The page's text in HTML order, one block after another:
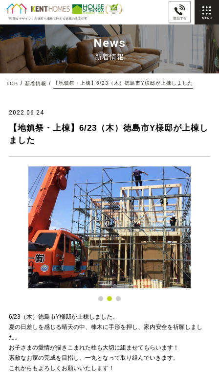
「性能＆デザイン」 お値打ち価格で叶える徳島の注文住宅
新着情報
News
TOP 新着情報 【地鎮祭・上棟】6/23（木）徳島市Y様邸が上棟しました
2022.06.24
【地鎮祭・上棟】6/23（木）徳島市Y様邸が上棟し
ました
6/23（木）徳島市Y様邸が上棟しました。
夏の日差しを感じる晴天の中、棟木に手形を押し、家内安全を祈願しまし
た。
お子さまの愛情が描きこまれた柱も大切に組ませてもらいます！
素敵なお家の完成を目指し、一丸となって取り組んでいきます。
これからもよろしくお願いいたします！